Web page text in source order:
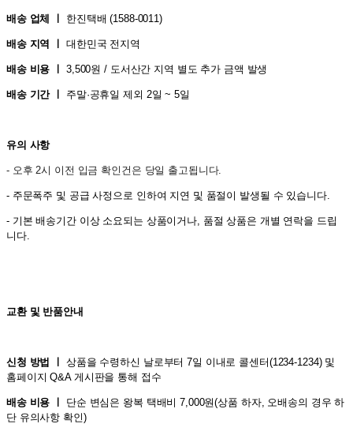
배송 업체 ㅣ 한진택배 (1588-0011)
배송 지역 ㅣ 대한민국 전지역
배송 비용 ㅣ 3,500원 / 도서산간 지역 별도 추가 금액 발생
배송 기간 ㅣ 주말·공휴일 제외 2일 ~ 5일
유의 사항
- 오후 2시 이전 입금 확인건은 당일 출고됩니다.
- 주문폭주 및 공급 사정으로 인하여 지연 및 품절이 발생될 수 있습니다.
- 기본 배송기간 이상 소요되는 상품이거나, 품절 상품은 개별 연락을 드립
니다.
교환 및 반품안내
신청 방법 ㅣ 상품을 수령하신 날로부터 7일 이내로 콜센터(1234-1234) 및
홈페이지 Q&A 게시판을 통해 접수
배송 비용 ㅣ
단순 변심은 왕복 택배비 7,000원(상품 하자, 오배송의 경우 하
단 유의사항 확인)